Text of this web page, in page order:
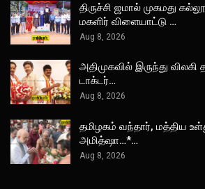
திருச்சி ஜமால் முகமது
மகளிர் விளையாட்டு …
Aug 8, 2026
அதிமுகவில் இருந்து
டாக்டர்…
Aug 8, 2026
தமிழகம் வந்தார், மத்திய
அமித்ஷா…*…
Aug 8, 2026